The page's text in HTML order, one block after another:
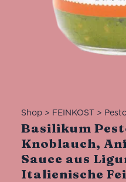
Shop> FEINKOST>
Basilikum
Knoblauch,
Sauce aus
Italienische